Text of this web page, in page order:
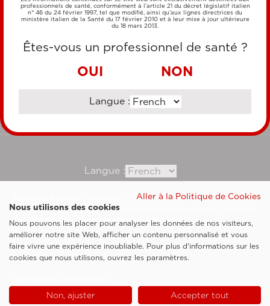
MÉTHODES DE PAIEMENT
VIREMENT BANCAIRE
Langue :
Esaote SpA ©2026 - Vat Code IT05131180969
Société soumise à la gestion et à la coordination de Shanghai Luzi Enterprise
Management Consultancy Center (Limited Partnership)
Clauses légales
Cookie Policy
professionnels de santé, conformément à l’article 21 du décret législatif italien
n° 46 du 24 février 1997, tel que modifié, ainsi qu’aux lignes directrices du
ministère italien de la Santé du 17 février 2010 et à leur mise à jour ultérieure
du 18 mars 2013.
Êtes-vous un professionnel de santé ?
OUI NON
Langue :
Aller à la Politique de Cookies
Nous utilisons des cookies
Nous pouvons les placer pour analyser les données de nos visiteurs,
améliorer notre site Web, afficher un contenu personnalisé et vous
faire vivre une expérience inoubliable. Pour plus d'informations sur les
cookies que nous utilisons, ouvrez les paramètres.
Non, ajuster Accepter tout